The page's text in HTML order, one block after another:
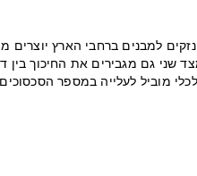
למבנים ברחבי הארץ יוצרים
שני גם מגבירים את החיכוך בין
מוביל לעלייה במספר